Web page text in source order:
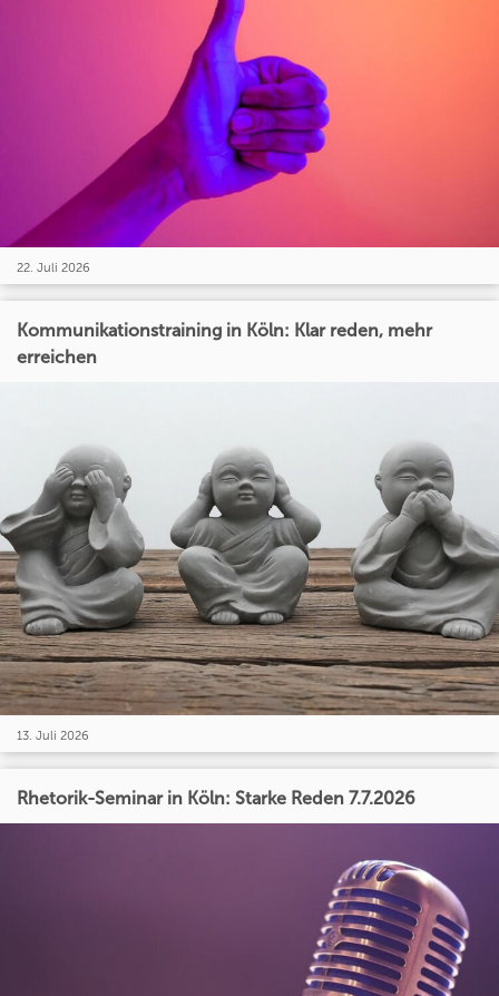
22. Juli 2026
Kommunikationstraining in Köln: Klar reden, mehr
erreichen
13. Juli 2026
Rhetorik-Seminar in Köln: Starke Reden 7.7.2026